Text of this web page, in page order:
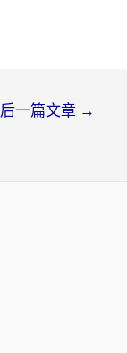
后一篇文章 →